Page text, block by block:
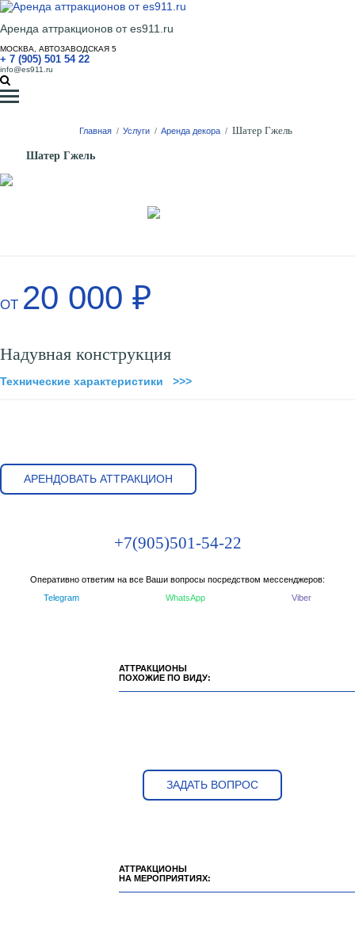
Аренда аттракционов от es911.ru
МОСКВА, АВТОЗАВОДСКАЯ 5
+ 7 (905) 501 54 22
info@es911.ru
Главная / Услуги / Аренда декора / Шатер Гжель
Шатер Гжель
ОТ 20 000 ₽
Надувная конструкция
Технические характеристики >>>
АРЕНДОВАТЬ АТТРАКЦИОН
+7(905)501-54-22
Оперативно ответим на все Ваши вопросы посредством мессенджеров:
Telegram
WhatsApp Viber
АТТРАКЦИОНЫ
ПОХОЖИЕ ПО ВИДУ:
ЗАДАТЬ ВОПРОС
АТТРАКЦИОНЫ
НА МЕРОПРИЯТИЯХ: